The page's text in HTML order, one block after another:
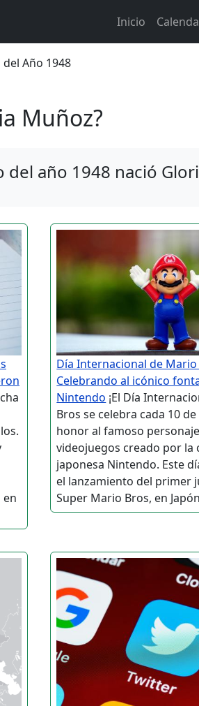
Main
Inicio
ayuda a la
Año 1948
Muñoz?
año 1948 nació
en
Día Internacional de Mario
Celebrando al icónico
Nintendo ¡El Día
Bros se celebra cada 10
honor al famoso
videojuegos creado por la
japonesa Nintendo. Este
el lanzamiento del primer
Super Mario Bros, en